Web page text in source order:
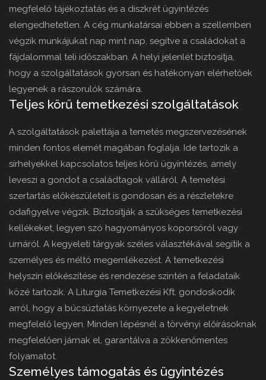
megfelelő tájékoztatás és a diszkrét ügyintézés
elengedhetetlen. A cég munkatársai ebben a szellemben
végzik munkájukat nap mint nap, segítve a családokat a
fájdalommal teli időszakban. A helyi jelenlét biztosítja,
hogy a szolgáltatások gyorsan és hatékonyan elérhetőek
legyenek a rászorulók számára.
Teljes körű temetkezési szolgáltatások
A szolgáltatások palettája a temetés megszervezésének
minden fontos elemét magában foglalja. Ide tartozik a
sírhelyekkel kapcsolatos teljes körű ügyintézés, amely
leveszi a gondot a családtagok válláról. A temetési
szertartás előkészületeit is gondosan és a részletekre
odafigyelve végzik. Biztosítják a szükséges temetkezési
kellékeket, legyen szó hagyományos koporsóról vagy
urnáról. A kegyeleti tárgyak széles választékával segítik a
személyes és méltó megemlékezést. A temetkezési
helyszín előkészítése és rendezése szintén a feladataik
közé tartozik. A Liturgia Temetkezési Kft. gondoskodik
arról, hogy a búcsúztatás környezete a kegyeletnek
megfelelő legyen. Minden lépésnél a törvényi előírásoknak
megfelelően járnak el, garantálva a zökkenőmentes
folyamatot.
Személyes támogatás és ügyintézés